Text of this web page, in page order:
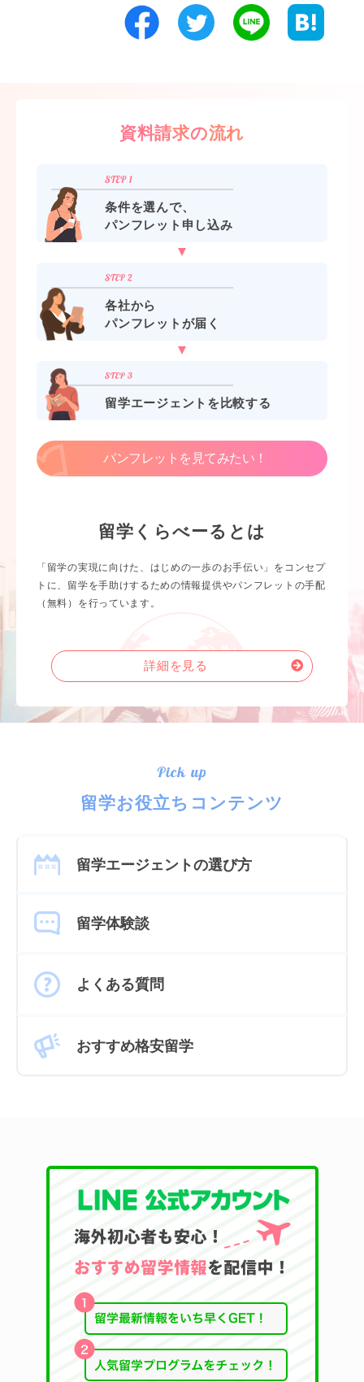
資料請求の流れ
条件を選んで、
パンフレット申し込み
各社から
パンフレットが届く
留学エージェントを比較する
パンフレットを見てみたい！
留学くらべーるとは
「留学の実現に向けた、はじめの一歩のお手伝い」をコンセプ
トに、留学を手助けするための情報提供やパンフレットの手配
（無料）を行っています。
詳細を見る
Pick up
留学お役立ちコンテンツ
留学エージェントの選び方
留学体験談
よくある質問
おすすめ格安留学